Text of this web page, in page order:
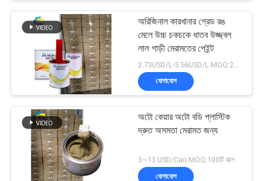
অরিজিনাল কারখানার গ্রেড রঙ
মেলে উচ্চ চকচকে ধাতব উজ্জ্বল
লাল গাড়ী মেরামতের পেইন্ট
যোগাযোগ
অটো কেয়ার অটো বডি প্লাস্টিক
দ্রুত অসমতা মেরামত জন্য
3~13 USD/Can MOQ:100টি বাক্স
যোগাযোগ